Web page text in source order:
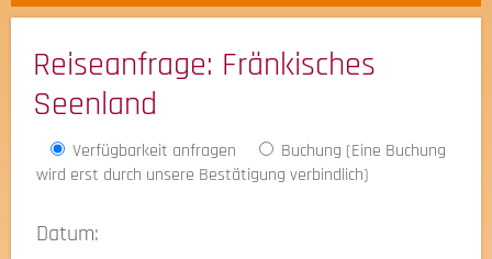
Reiseanfrage: Fränkisches
Seenland
Verfügbarkeit anfragen
Buchung (Eine Buchung
wird erst durch unsere Bestätigung verbindlich)
Datum: